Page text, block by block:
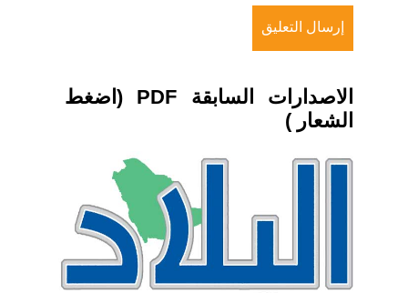
الاصدارات السابقة PDF (اضغط
الشعار )